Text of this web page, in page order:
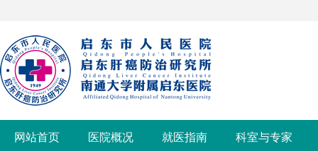
网站首页 医院概况 就医指南 科室与专家